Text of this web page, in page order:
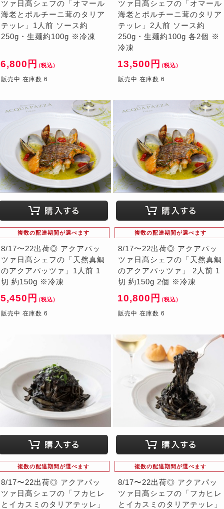
ツァ日髙シェフの「オマール
海老とポルチーニ茸のタリア
テッレ」1人前 ソース約
250g・生麺約100g ※冷凍
6,800円 （税込）
販売中 在庫数 6
ツァ日髙シェフの「オマール
海老とポルチーニ茸のタリア
テッレ」2人前 ソース約
250g・生麺約100g 各2個 ※
冷凍
13,500円 （税込）
販売中 在庫数 6
複数の配達期間が選べます
8/17〜22出荷◎ アクアパッ
ツァ日髙シェフの「天然真鯛
のアクアパッツァ」1人前 1
切 約150g ※冷凍
5,450円 （税込）
販売中 在庫数 6
複数の配達期間が選べます
8/17〜22出荷◎ アクアパッ
ツァ日髙シェフの「天然真鯛
のアクアパッツァ」 2人前 1
切 約150g 2個 ※冷凍
10,800円 （税込）
販売中 在庫数 6
複数の配達期間が選べます
8/17〜22出荷◎ アクアパッ
ツァ日髙シェフの「フカヒレ
とイカスミのタリアテッレ」
複数の配達期間が選べます
8/17〜22出荷◎ アクアパッ
ツァ日髙シェフの「フカヒレ
とイカスミのタリアテッレ」